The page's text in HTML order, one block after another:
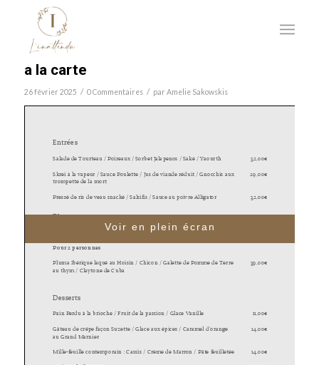
a la carte
26 février 2025 / 0 Commentaires / par Amelie Sakowskis
Voir en plein écran